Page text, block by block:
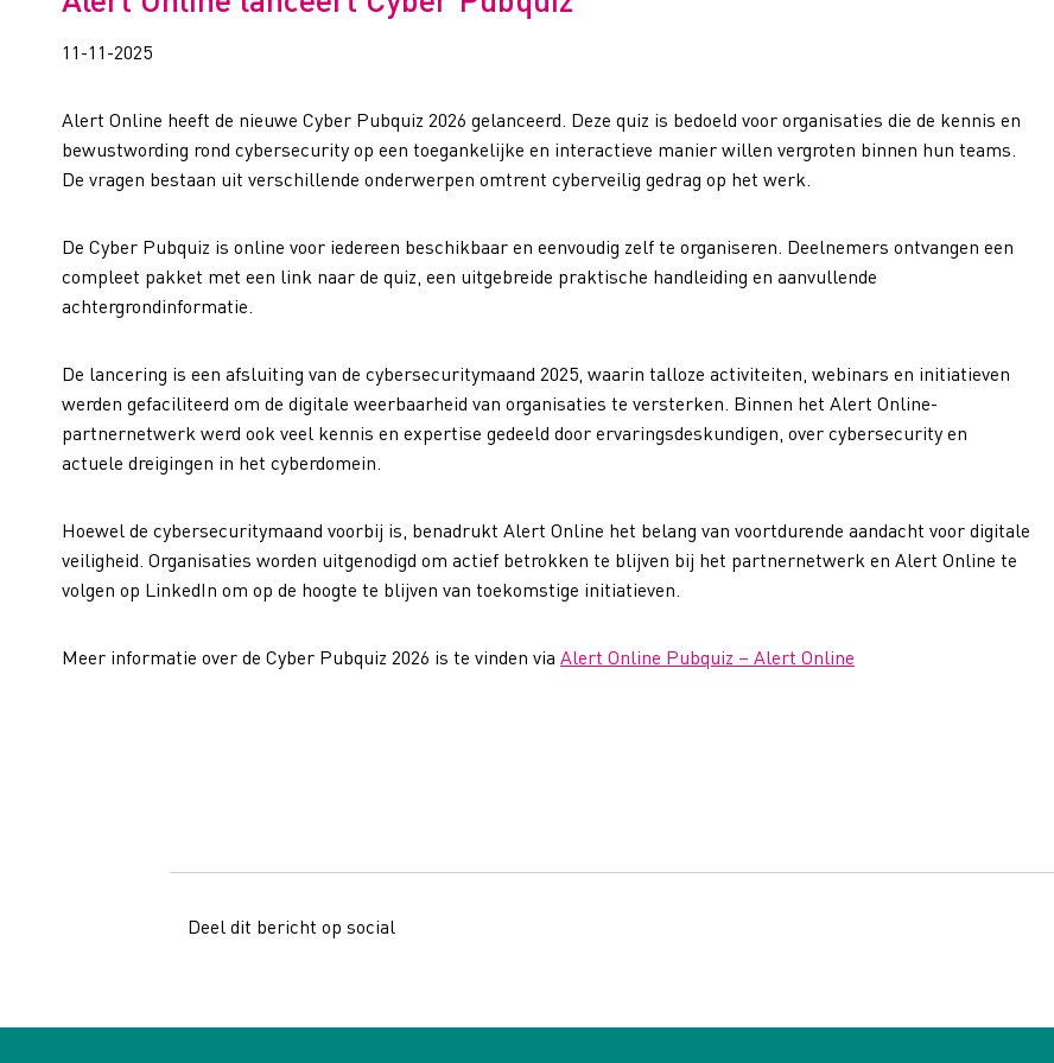
11-11-2025
Alert Online heeft de nieuwe Cyber Pubquiz 2026 gelanceerd. Deze quiz is bedoeld voor organisaties die de kennis en
bewustwording rond cybersecurity op een toegankelijke en interactieve manier willen vergroten binnen hun teams.
De vragen bestaan uit verschillende onderwerpen omtrent cyberveilig gedrag op het werk.
De Cyber Pubquiz is online voor iedereen beschikbaar en eenvoudig zelf te organiseren. Deelnemers ontvangen een
compleet pakket met een link naar de quiz, een uitgebreide praktische handleiding en aanvullende
achtergrondinformatie.
De lancering is een afsluiting van de cybersecuritymaand 2025, waarin talloze activiteiten, webinars en initiatieven
werden gefaciliteerd om de digitale weerbaarheid van organisaties te versterken. Binnen het Alert Online-
partnernetwerk werd ook veel kennis en expertise gedeeld door ervaringsdeskundigen, over cybersecurity en
actuele dreigingen in het cyberdomein.
Hoewel de cybersecuritymaand voorbij is, benadrukt Alert Online het belang van voortdurende aandacht voor digitale
veiligheid. Organisaties worden uitgenodigd om actief betrokken te blijven bij het partnernetwerk en Alert Online te
volgen op LinkedIn om op de hoogte te blijven van toekomstige initiatieven.
Meer informatie over de Cyber Pubquiz 2026 is te vinden via Alert Online Pubquiz – Alert Online
Deel dit bericht op social